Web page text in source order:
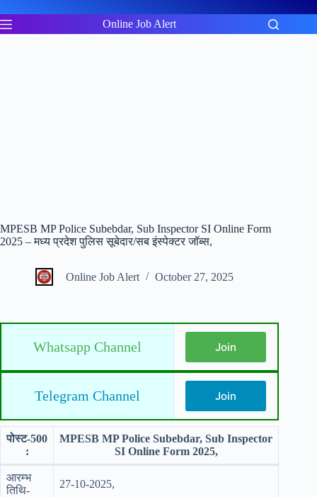
to
content
Online Job Alert
MPESB MP Police Subebdar, Sub Inspector SI Online Form
2025 – मध्य प्रदेश पुलिस सूबेदार/सब इंस्पेक्टर जॉब्स,
Online Job Alert October 27, 2025
Whatsapp Channel Join
Telegram Channel Join
पोस्ट-500
:
MPESB MP Police Subebdar, Sub Inspector
SI Online Form 2025,
आरम्भ
तिथि-
27-10-2025,